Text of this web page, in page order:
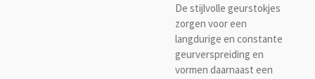
De stijlvolle geurstokjes
zorgen voor een
langdurige en constante
geurverspreiding en
vormen daarnaast een